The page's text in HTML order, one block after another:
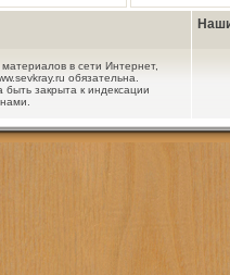
в сети Интернет,
обязательна.
закрыта к индексации